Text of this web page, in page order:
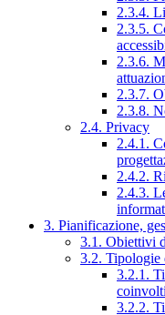
2.3.4.
2.3.5.
2.3.6.
2.3.7.
2.3.8.
2.4. Privacy
2.4.1.
2.4.2.
2.4.3.
3. Pianificazione,
3.1. Obiettivi
3.2. Tipologie
3.2.1.
3.2.2.